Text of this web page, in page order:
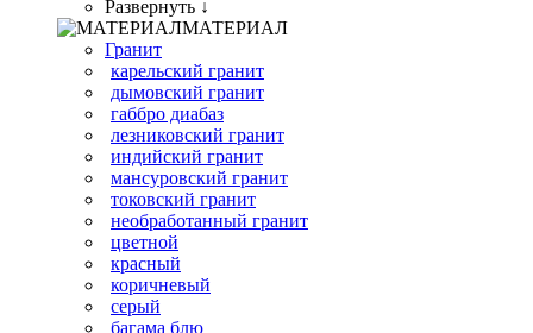
Развернуть ↓
МАТЕРИАЛ
Гранит
карельский гранит
дымовский гранит
габбро диабаз
лезниковский гранит
индийский гранит
мансуровский гранит
токовский гранит
необработанный гранит
цветной
красный
коричневый
серый
багама блю